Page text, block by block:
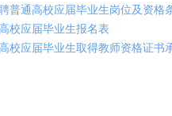
普通高校应届毕业生岗位及资格
校应届毕业生报名表
校应届毕业生取得教师资格证书